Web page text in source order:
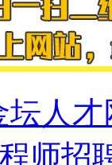
坛人才
师招